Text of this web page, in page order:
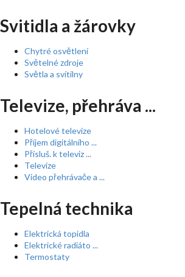
Svitidla a žárovky
Chytré osvětlení
Světelné zdroje
Světla a svítilny
Televize, přehráva ...
Hotelové televize
Příjem digitálního ...
Přísluš. k televiz ...
Televize
Video přehrávače a ...
Tepelná technika
Elektrická topidla
Elektrické radiáto ...
Termostaty